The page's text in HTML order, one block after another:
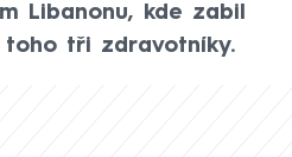
Libanonu, kde zabil
tři zdravotníky.